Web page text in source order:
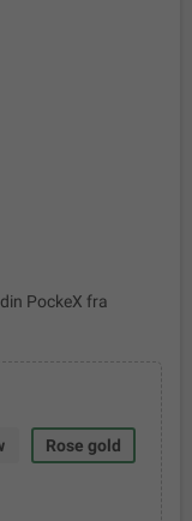
PockeX fra
Rose gold